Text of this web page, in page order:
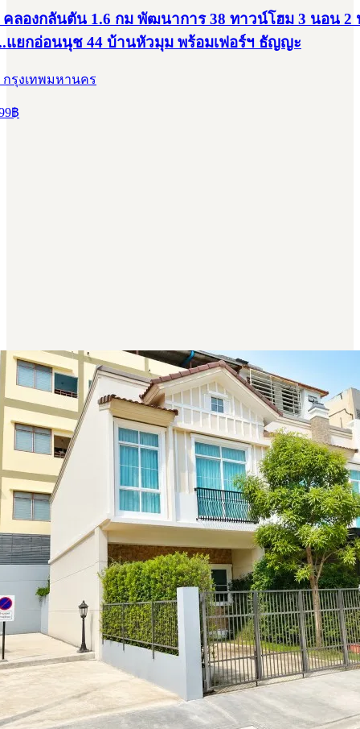
คลองกลันตัน 1.6 กม พัฒนาการ 38 ทาวน์โฮม 3 นอน 2
แยกอ่อนนุช 44 บ้านหัวมุม พร้อมเฟอร์ฯ ธัญญะ
กรุงเทพมหานคร
฿